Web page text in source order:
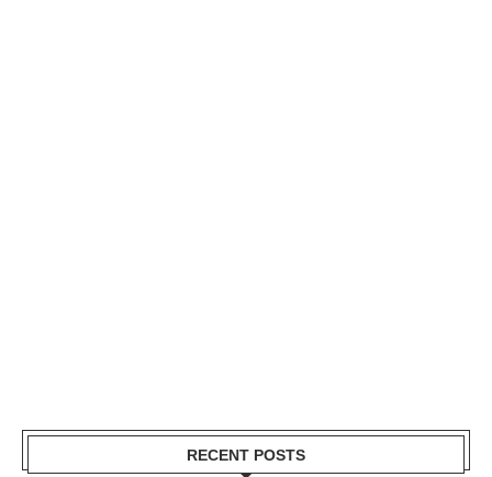
RECENT POSTS